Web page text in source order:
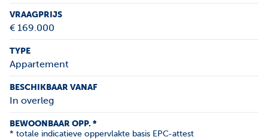
VRAAGPRIJS
€ 169.000
TYPE
Appartement
BESCHIKBAAR VANAF
In overleg
BEWOONBAAR OPP. *
* totale indicatieve oppervlakte basis EPC-attest